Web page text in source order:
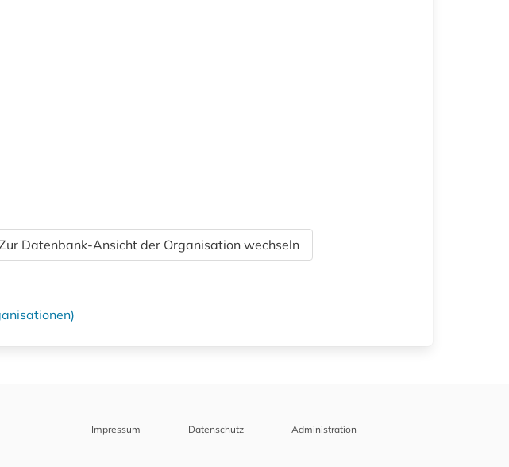
Datenbank-Ansicht der Organisation wechseln
Impressum Datenschutz Administration